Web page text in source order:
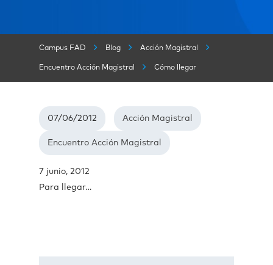
Campus FAD Blog Acción Magistral
Encuentro Acción Magistral Cómo llegar
07/06/2012 Acción Magistral
Encuentro Acción Magistral
7 junio, 2012
Para llegar…